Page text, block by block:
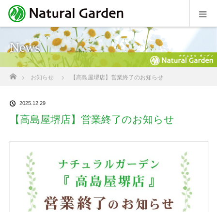
News
ホーム
お知らせ 【高島屋堺店】営業終了のお知らせ
2025.12.29
【高島屋堺店】営業終了のお知らせ